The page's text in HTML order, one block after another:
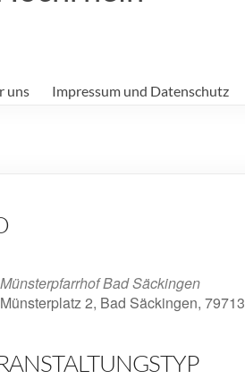
uns Impressum und Datenschutz
Münsterpfarrhof Bad Säckingen
Münsterplatz 2, Bad Säckingen, 79713